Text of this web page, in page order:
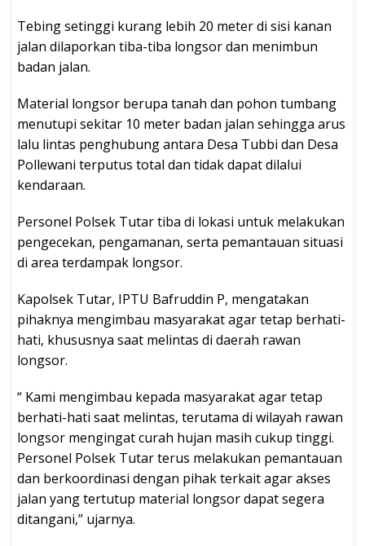
Tebing setinggi kurang lebih 20 meter di sisi kanan
jalan dilaporkan tiba-tiba longsor dan menimbun
badan jalan.
Material longsor berupa tanah dan pohon tumbang
menutupi sekitar 10 meter badan jalan sehingga arus
lalu lintas penghubung antara Desa Tubbi dan Desa
Pollewani terputus total dan tidak dapat dilalui
kendaraan.
Personel Polsek Tutar tiba di lokasi untuk melakukan
pengecekan, pengamanan, serta pemantauan situasi
di area terdampak longsor.
Kapolsek Tutar, IPTU Bafruddin P, mengatakan
pihaknya mengimbau masyarakat agar tetap berhati-
hati, khususnya saat melintas di daerah rawan
longsor.
“ Kami mengimbau kepada masyarakat agar tetap
berhati-hati saat melintas, terutama di wilayah rawan
longsor mengingat curah hujan masih cukup tinggi.
Personel Polsek Tutar terus melakukan pemantauan
dan berkoordinasi dengan pihak terkait agar akses
jalan yang tertutup material longsor dapat segera
ditangani,” ujarnya.